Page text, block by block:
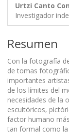
Urtzi Canto
Investigador
Resumen
Con la fotografía
de tomas
importantes
de los límites del
necesidades de la
escultóricos,
factor humano
tan formal como